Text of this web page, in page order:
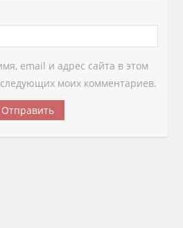
email и адрес сайта в этом
моих комментариев.